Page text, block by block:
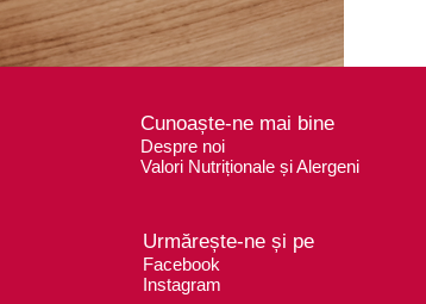
Cunoaște-ne mai bine
Despre noi
Valori Nutriționale și Alergeni
Urmărește-ne și pe
Facebook
Instagram